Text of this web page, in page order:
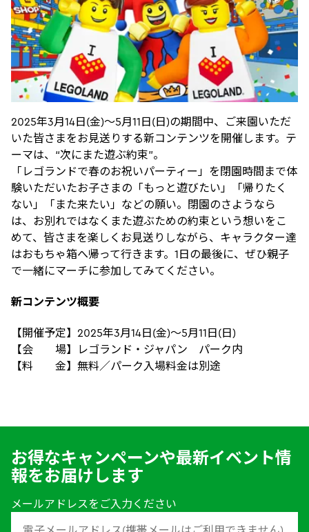
2025年3月14日(金)〜5月11日(日)の期間中、ご来園いただ
いた皆さまをお見送りする新コンテンツを開催します。テ
ーマは、“次にまた遊ぶ約束”。
「レゴランドで春のお祝いパーティー」を閉園時間まで体
験いただいたお子さまの「もっと遊びたい」「帰りたく
ない」「また来たい」などの願い。閉園のさようなら
は、お別れではなくまた遊ぶための約束という想いをこ
めて、皆さまを楽しくお見送りしながら、キャラクター達
はおもちゃ箱へ帰って行きます。1日の最後に、ぜひ親子
で一緒にマーチに参加してみてください。
新コンテンツ概要
【開催予定】2025年3月14日(金)～5月11日(日)
【会 場】レゴランド・ジャパン パーク内
【料 金】無料／パーク入場料金は別途
お得なキャンペーンや最新イベント情
報をお届けします
メールアドレスをご入力ください